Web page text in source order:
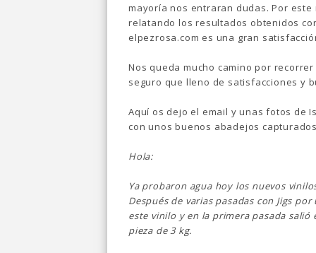
mayoría nos entraran dudas. Por
relatando los resultados obtenidos
elpezrosa.com es una gran
Nos queda mucho camino por
seguro que lleno de satisfacciones y
Aquí os dejo el email y unas fotos de
con unos buenos abadejos
Hola:
Ya probaron agua hoy los nuevos
Después de varias pasadas con Jigs
este vinilo y en la primera pasada salió
pieza de 3 kg.